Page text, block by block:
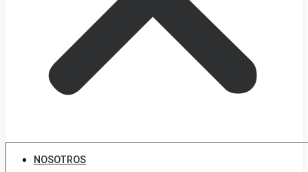
NOSOTROS